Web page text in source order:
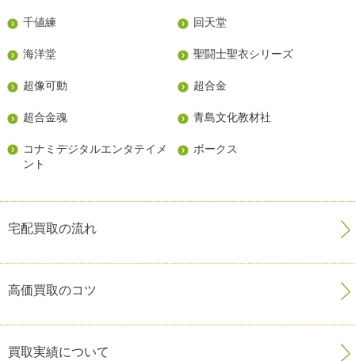
千値練 回天堂
海洋堂 聖闘士聖衣シリーズ
超像可動 超合金
超合金魂 青島文化教材社
コナミデジタルエンタテイメ
ント
ボークス
宅配買取の流れ
高価買取のコツ
買取実績について